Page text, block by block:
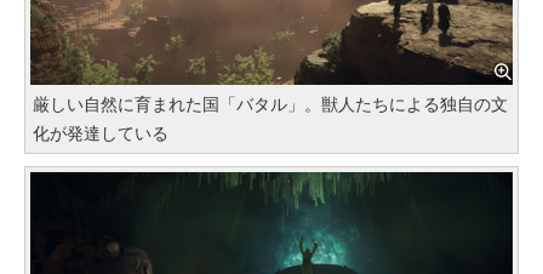
厳しい自然に育まれた国「バタル」。獣人たちによる独自の文
化が発達している